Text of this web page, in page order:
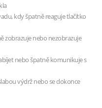
kdy špatně reaguje tlačítko
zobrazuje nebo nezobrazuje
nebo špatně komunikuje s
výdrž nebo se dokonce